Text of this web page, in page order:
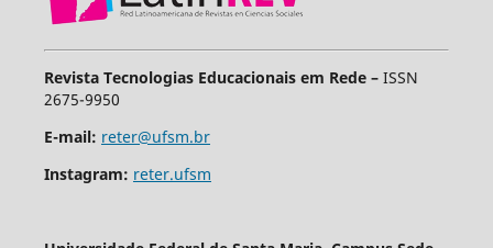
Revista Tecnologias Educacionais em Rede – ISSN
2675-9950
E-mail: reter@ufsm.br
Instagram: reter.ufsm